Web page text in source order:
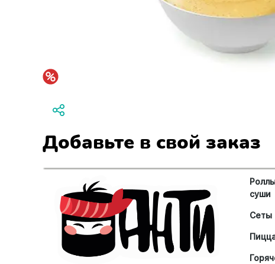
Добавьте в свой заказ
суши
Сеты